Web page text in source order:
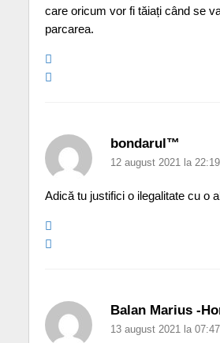
care oricum vor fi tăiați când se
parcarea.
bondarul™
12 august 2021 la 22:19
Adică tu justifici o ilegalitate cu o
Balan Marius -
13 august 2021 la 07:47